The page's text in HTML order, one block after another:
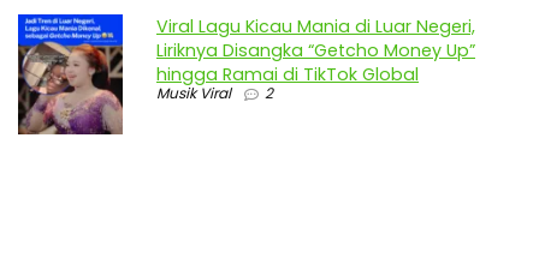
Viral Lagu Kicau Mania di Luar Negeri,
Liriknya Disangka “Getcho Money Up”
hingga Ramai di TikTok Global
Musik Viral 2